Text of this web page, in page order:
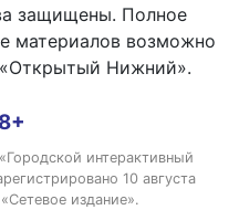
защищены. Полное
материалов возможно
Нижний».
интерактивный
10 августа
издание».